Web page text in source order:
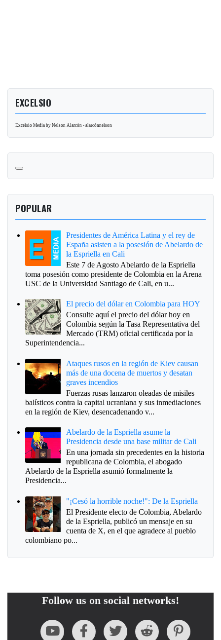
EXCELSIO
Excelsio Media by Nelson Alarcón - alarcónnelson
POPULAR
Presidentes de América Latina y el rey de
España asisten a la posesión de Abelardo de
la Espriella en Cali
Este 7 de Agosto Abelardo de la Espriella
toma posesión como presidente de Colombia en la Arena
USC de la Universidad Santiago de Cali, en u...
El precio del dólar en Colombia para HOY
Consulte aquí el precio del dólar hoy en
Colombia según la Tasa Representativa del
Mercado (TRM) oficial certificada por la
Superintendencia...
Ataques rusos en la región de Kiev causan
más de una docena de muertos y desatan
graves incendios
Fuerzas rusas lanzaron oleadas de misiles
balísticos contra la capital ucraniana y sus inmediaciones
en la región de Kiev, desencadenando v...
Abelardo de la Espriella asume la
Presidencia desde una base militar de Cali
En una jornada sin precedentes en la historia
republicana de Colombia, el abogado
Abelardo de la Espriella asumió formalmente la
Presidencia...
"¡Cesó la horrible noche!": De la Espriella
El Presidente electo de Colombia, Abelardo
de la Espriella, publicó un mensaje en su
cuenta de X, en el que agradece al pueblo
colombiano po...
Follow us on social networks!